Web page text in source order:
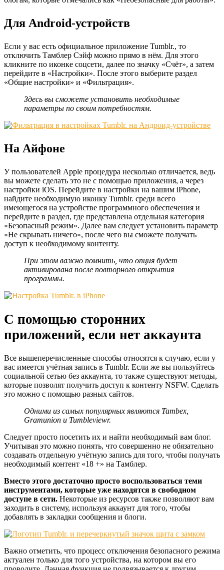
Для Android-устройств
Если у вас есть официальное приложение Tumblr., то
отключить Тамблер Сэйф можно прямо в нём. Для этого
кликните по иконке соцсети, далее по значку «Счёт», а затем
перейдите в «Настройки». После этого выберите раздел
«Общие настройки» и «Фильтрация».
Здесь вы сможете установить необходимые
параметры по своим потребностям.
На Айфоне
У пользователей Apple процедура несколько отличается, ведь
вы можете сделать это не с помощью приложения, а через
настройки iOS. Перейдите в настройки на вашим iPhone,
найдите необходимую иконку Tumblr. среди всего
имеющегося на устройстве программного обеспечения и
перейдите в раздел, где представлена отдельная категория
«Безопасный режим». Далее вам следует установить параметр
«Не скрывать ничего», после чего вы сможете получать
доступ к необходимому контенту.
При этом важно помнить, что опция будет
активирована после повторного открытия
программы.
С помощью сторонних
приложений, если нет аккаунта
Все вышеперечисленные способы относятся к случаю, если у
вас имеется учётная запись в Tumblr. Если же вы пользуйтесь
социальной сетью без аккаунта, то также существуют методы,
которые позволят получить доступ к контенту NSFW. Сделать
это можно с помощью разных сайтов.
Одними из самых популярных являются Tambex,
Gramunion и Tumbleviewr.
Следует просто посетить их и найти необходимый вам блог.
Учитывая это можно понять, что совершенно не обязательно
создавать отдельную учётную запись для того, чтобы получать
необходимый контент «18 +» на Тамблер.
Вместо этого достаточно просто воспользоваться теми
инструментами, которые уже находятся в свободном
доступе в сети. Некоторые из ресурсов также позволяют вам
заходить в систему, используя аккаунт для того, чтобы
добавлять в закладки сообщения и блоги.
Важно отметить, что процесс отключения безопасного режима
актуален только для того устройства, на котором вы его